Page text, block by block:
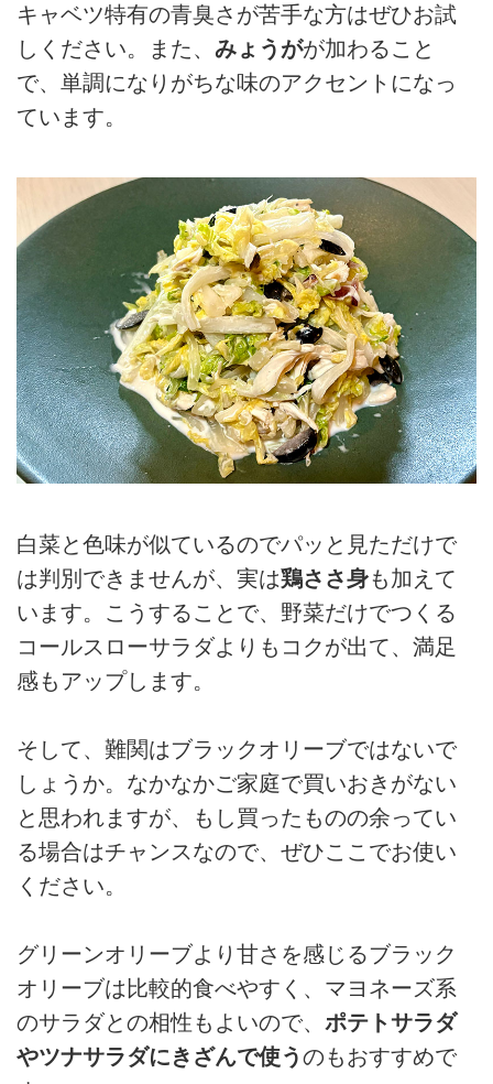
キャベツ特有の青臭さが苦手な方はぜひお試
しください。また、 みょうがが加わること
で、単調になりがちな味のアクセントになっ
ています。
白菜と色味が似ているのでパッと見ただけで
は判別できませんが、実は鶏ささ身も加えて
います。こうすることで、野菜だけでつくる
コールスローサラダよりもコクが出て、満足
感もアップします。
そして、難関はブラックオリーブではないで
しょうか。なかなかご家庭で買いおきがない
と思われますが、もし買ったものの余ってい
る場合はチャンスなので、ぜひここでお使い
ください。
グリーンオリーブより甘さを感じるブラック
オリーブは比較的食べやすく、マヨネーズ系
のサラダとの相性もよいので、 ポテトサラダ
やツナサラダにきざんで使うのもおすすめで